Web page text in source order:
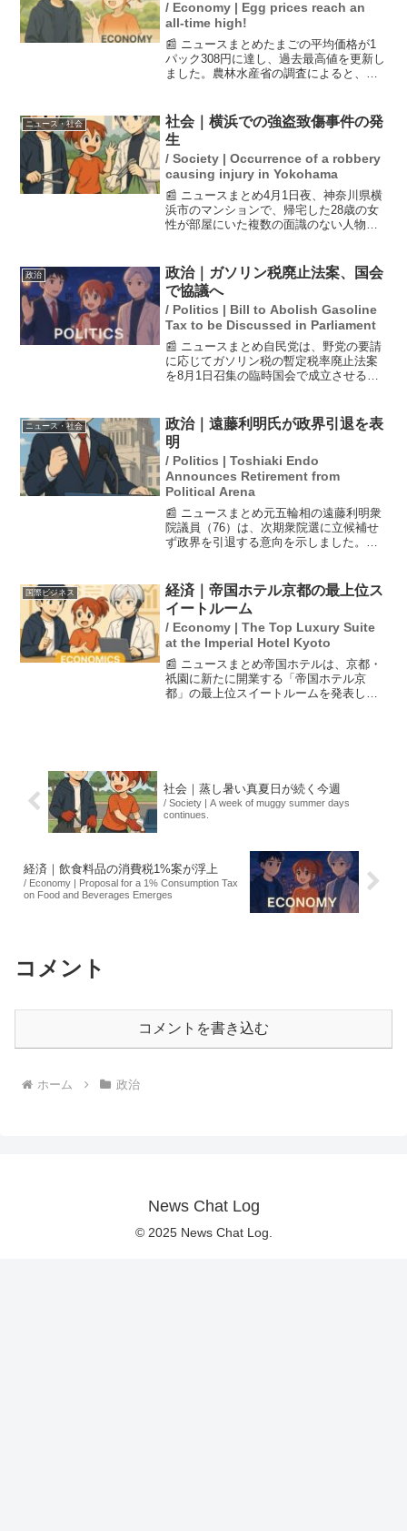
/ Economy | Egg prices reach an
all-time high!
📰 ニュースまとめたまごの平均価格が1
パック308円に達し、過去最高値を更新し
ました。農林水産省の調査によると、こ
と考えられています。これにより、家庭
の食費にも影響が出...
ニュース・社会
社会｜横浜での強盗致傷事件の発
生
/ Society | Occurrence of a robbery
causing injury in Yokohama
📰 ニュースまとめ4月1日夜、神奈川県横
浜市のマンションで、帰宅した28歳の女
性が部屋にいた複数の面識のない人物に
は犯人の行方を追っているとのことで
す。この事件は地域住...
政治
政治｜ガソリン税廃止法案、国会
で協議へ
/ Politics | Bill to Abolish Gasoline
Tax to be Discussed in Parliament
📰 ニュースまとめ自民党は、野党の要請
に応じてガソリン税の暫定税率廃止法案
を8月1日召集の臨時国会で成立させる検
要があると判断した。25日には与野党党
首会談を開き、具体...
ニュース・社会
政治｜遠藤利明氏が政界引退を表
明
/ Politics | Toshiaki Endo
Announces Retirement from
Political Arena
📰 ニュースまとめ元五輪相の遠藤利明衆
院議員（76）は、次期衆院選に立候補せ
ず政界を引退する意向を示しました。彼
自民党に所属し、山形県1区から当選を果
たしてきました。政...
国際ビジネス
経済｜帝国ホテル京都の最上位ス
イートルーム
/ Economy | The Top Luxury Suite
at the Imperial Hotel Kyoto
📰 ニュースまとめ帝国ホテルは、京都・
祇園に新たに開業する「帝国ホテル京
都」の最上位スイートルームを発表しま
社会｜蒸し暑い真夏日が続く今週
/ Society | A week of muggy summer days
continues.
経済｜飲食料品の消費税1%案が浮上
/ Economy | Proposal for a 1% Consumption Tax
on Food and Beverages Emerges
コメント
コメントを書き込む
ホーム 政治
News Chat Log
© 2025 News Chat Log.